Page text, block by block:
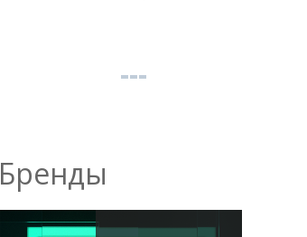
Бренды